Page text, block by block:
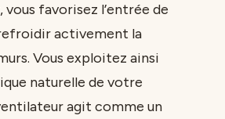
favorisez l’entrée de
refroidir activement la
Vous exploitez ainsi
naturelle de votre
agit comme un